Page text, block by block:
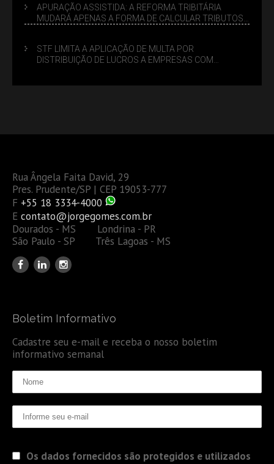
APURAÇÃO ASSISTIDA: A REFORMA TRIBITÁRIA
MUDARÁ APENAS A FORMA DE CALCULAR TRIBUTOS
STF LIMITA A APLICAÇÃO DE MULTA POR
DISTRIBUIÇÃO DE LUCROS A EMPRESAS COM
Rua Ângela Faita David, 29
Pres. Prudente/SP | CEP 19053-777
F +55 18 3334-4000
E contato@jorgegomes.com.br
Dourados - MS Londrina - PR
São Paulo - SP Três Lagoas - MS
Boletim Informativo
Cadastre seu e-mail e receba o nosso boletim
informativo semanal
Os dados fornecidos são protegidos e utilizados